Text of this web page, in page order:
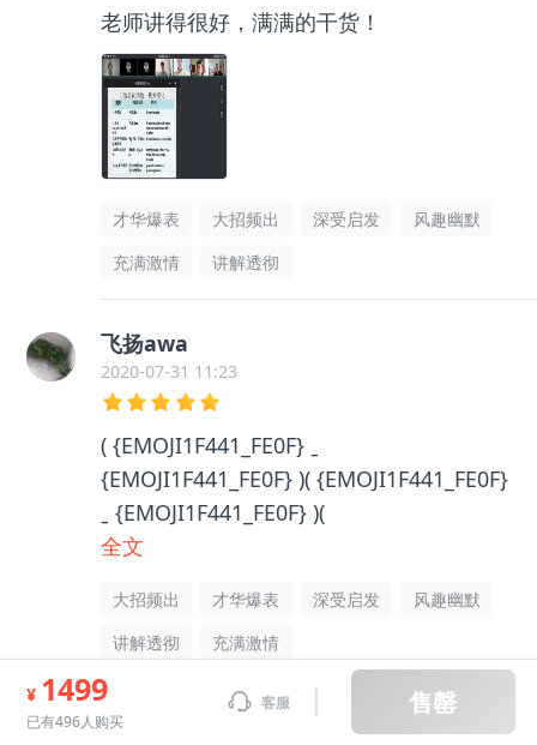
老师讲得很好，满满的干货！
才华爆表 大招频出 深受启发
风趣幽默
充满激情
讲解透彻
飞扬awa
2020-07-31 11:23
( {EMOJI1F441_FE0F} ˍ
{EMOJI1F441_FE0F} )( {EMOJI1F441_FE0F}
ˍ {EMOJI1F441_FE0F} )(
{EMOJI1F441_FE0F} ˍ {EMOJI1F441_FE0F}
6{EMOJI1F441_FE0F} ˍ
{EMOJI1F441_FE0F} )( {EMOJI1F441_FE0F}
ˍ {EMOJI1F441_FE0F} )摸摸头哦哦⊙∀⊙！
你哦哦6{EMOJI1F441_FE0F} ˍ
全文
大招频出 才华爆表 深受启发
风趣幽默
讲解透彻
充满激情
¥ 1499
已有496人购买
客服 售罄